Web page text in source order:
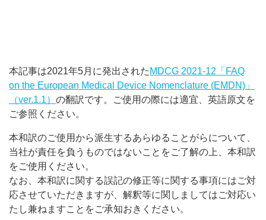
本記事は2021年5月に発出された MDCG 2021-12「FAQ
on the European Medical Device Nomenclature (EMDN)」
（ver.1.1） の翻訳です。ご使⽤の際には適宜、英語原⽂を
ご参照ください。
本和訳のご使⽤から派⽣するあらゆることがらについて、
当社が責任を負うものではないことをご了解の上、本和訳
をご使⽤ください。
なお、本和訳に関する誤記の修正等に関する事項にはご対
応させていただきますが、解釈等に関しましてはご対応い
たし兼ねますことをご承知おきください。